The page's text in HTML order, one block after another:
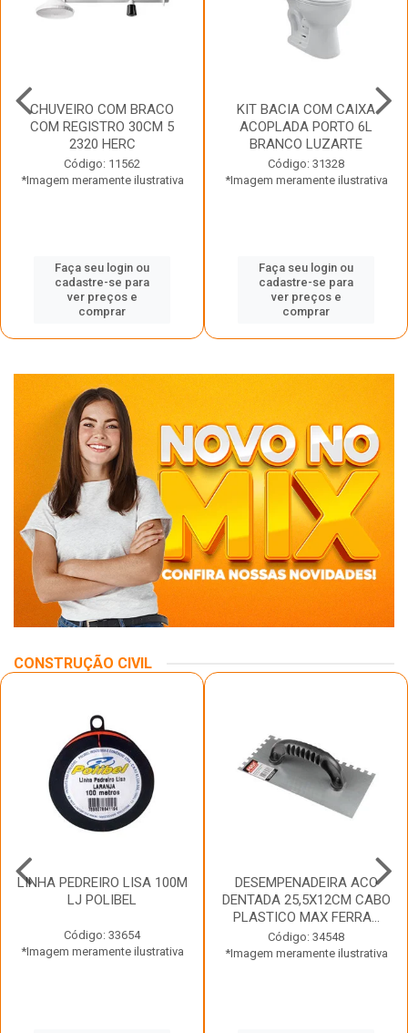
CHUVEIRO COM BRACO
COM REGISTRO 30CM 5
2320 HERC
Código: 11562
*Imagem meramente ilustrativa
Faça seu login ou
cadastre-se para
ver preços e
comprar
KIT BACIA COM CAIXA
ACOPLADA PORTO 6L
BRANCO LUZARTE
Código: 31328
*Imagem meramente ilustrativa
Faça seu login ou
cadastre-se para
ver preços e
comprar
CONSTRUÇÃO CIVIL
LINHA PEDREIRO LISA 100M
LJ POLIBEL
Código: 33654
*Imagem meramente ilustrativa
DESEMPENADEIRA ACO
DENTADA 25,5X12CM CABO
PLASTICO MAX FERRA...
Código: 34548
*Imagem meramente ilustrativa